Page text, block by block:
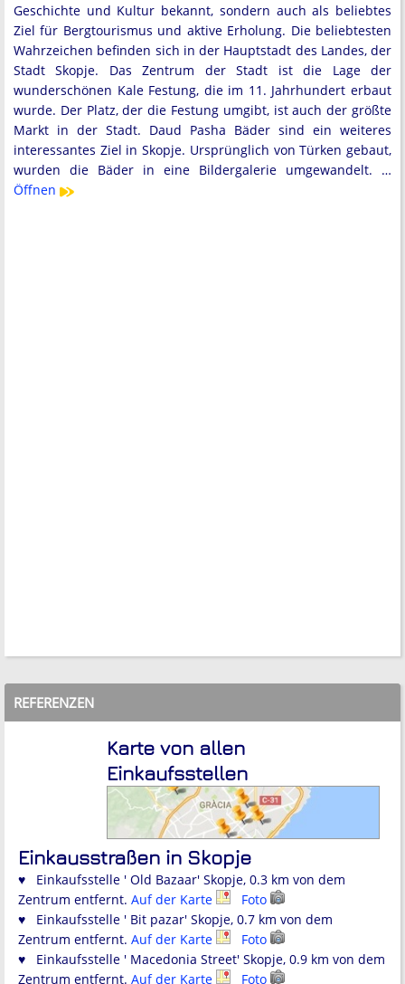
Geschichte und Kultur bekannt, sondern auch als beliebtes
Ziel für Bergtourismus und aktive Erholung. Die beliebtesten
Wahrzeichen befinden sich in der Hauptstadt des Landes, der
Stadt Skopje. Das Zentrum der Stadt ist die Lage der
wunderschönen Kale Festung, die im 11. Jahrhundert erbaut
wurde. Der Platz, der die Festung umgibt, ist auch der größte
Markt in der Stadt. Daud Pasha Bäder sind ein weiteres
interessantes Ziel in Skopje. Ursprünglich von Türken gebaut,
wurden die Bäder in eine Bildergalerie umgewandelt. …
Öffnen
REFERENZEN
Karte von allen
Einkaufsstellen
Einkausstraßen in Skopje
♥ Einkaufsstelle ' Old Bazaar' Skopje, 0.3 km von dem
Zentrum entfernt. Auf der Karte
Foto
♥ Einkaufsstelle ' Bit pazar' Skopje, 0.7 km von dem
Zentrum entfernt. Auf der Karte
Foto
♥ Einkaufsstelle ' Macedonia Street' Skopje, 0.9 km von dem
Zentrum entfernt. Auf der Karte Foto